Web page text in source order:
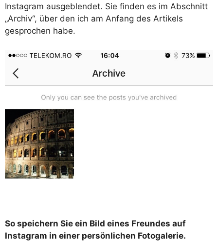
Instagram ausgeblendet. Sie finden es im Abschnitt
„Archiv“, über den ich am Anfang des Artikels
gesprochen habe.
So speichern Sie ein Bild eines Freundes auf
Instagram in einer persönlichen Fotogalerie.